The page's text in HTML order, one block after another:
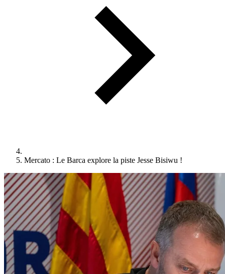
Mercato : Le Barca explore la piste Jesse Bisiwu !